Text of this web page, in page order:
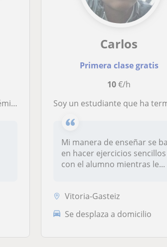
Carlos
Primera clase gratis
10€/h
Soy un estudiante que ha terminado recientemente sus estudios de química con una de las notas más altas de clase. Además soy una persona a la que le
Mi manera de enseñar se
en hacer ejercicios sencillos
con el alumno mientras le...
Vitoria-Gasteiz
Se desplaza a domicilio